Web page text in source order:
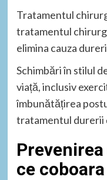
Tratamentul
tratamentul
elimina cauza
Schimbări în stilul
viață, inclusiv
îmbunătățirea
tratamentul durerii
ce